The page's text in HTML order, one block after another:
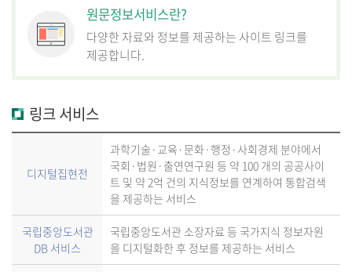
원문정보서비스란?
다양한 자료와 정보를 제공하는 사이트 링크를
제공합니다.
링크 서비스
디지털집현전
과학기술·교육·문화·행정·사회경제 분야에서
국회·법원·출연연구원 등 약 100 개의 공공사이
트 및 약 2억 건의 지식정보를 연계하여 통합검색
을 제공하는 서비스
국립중앙도서관
DB 서비스
국립중앙도서관 소장자료 등 국가지식 정보자원
을 디지털화한 후 정보를 제공하는 서비스